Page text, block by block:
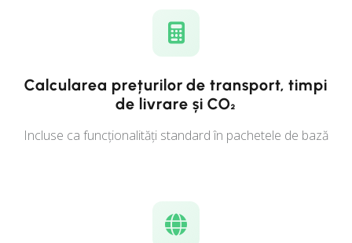
Calcularea prețurilor de transport, timpi
de livrare și CO₂
Incluse ca funcționalități standard în pachetele de bază